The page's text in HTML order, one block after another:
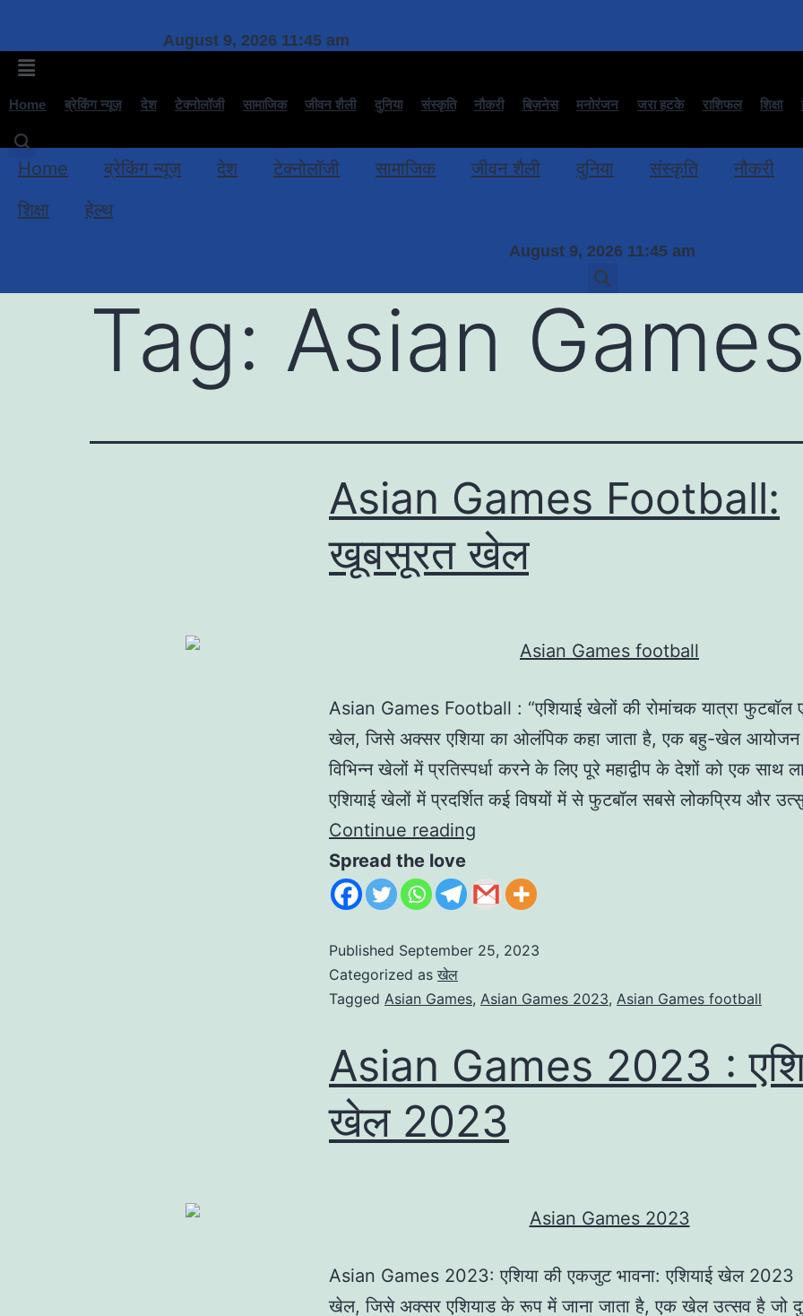
August 9, 2026 11:45 am
Home ब्रेकिंग न्यूज़ देश टेक्नोलॉजी सामाजिक जीवन शैली दुनिया संस्कृति नौकरी बिज़नेस मनोरंजन जरा हटके राशिफल शिक्षा
Home ब्रेकिंग न्यूज़ देश टेक्नोलॉजी सामाजिक जीवन शैली दुनिया संस्कृति
नौकरी
शिक्षा
हेल्थ
August 9, 2026 11:45 am
Tag: Asian
Asian Games Football:
खूबसूरत खेल
Asian Games Football : “एशियाई खेलों की रोमांचक यात्रा फुटबॉल
खेल, जिसे अक्सर एशिया का ओलंपिक कहा जाता है, एक बहु-खेल आयोजन
विभिन्न खेलों में प्रतिस्पर्धा करने के लिए पूरे महाद्वीप के देशों को एक साथ
एशियाई खेलों में प्रदर्शित कई विषयों में से फुटबॉल सबसे लोकप्रिय और
Continue reading
Football:
खेल
Spread the love
Published September 25, 2023
Categorized as खेल
Tagged Asian Games, Asian Games 2023, Asian Games football
Asian Games 2023 :
खेल 2023
Asian Games 2023: एशिया की एकजुट भावना: एशियाई खेल 2023
खेल, जिसे अक्सर एशियाड के रूप में जाना जाता है, एक खेल उत्सव है जो